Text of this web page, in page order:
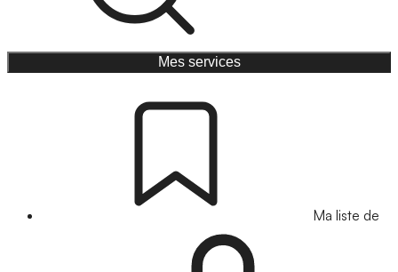
Mes services
Ma liste de